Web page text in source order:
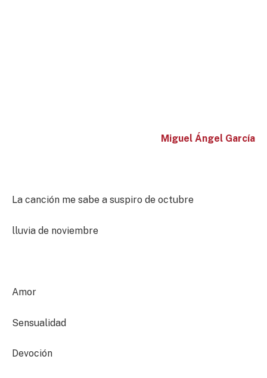
Miguel Ángel García
La canción me sabe a suspiro de octubre
lluvia de noviembre
Amor
Sensualidad
Devoción